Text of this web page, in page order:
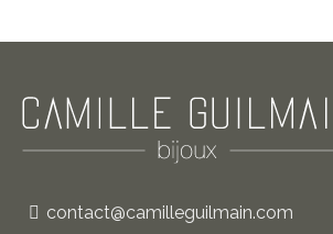
contact@camilleguilmain.com